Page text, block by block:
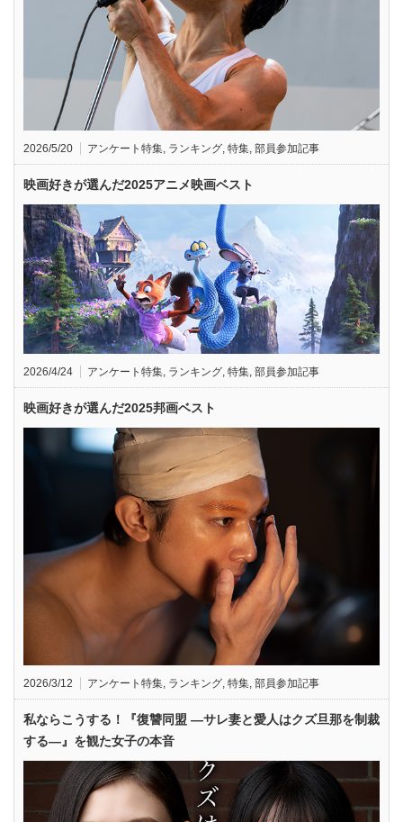
2026/5/20 アンケート特集, ランキング, 特集, 部員参加記事
映画好きが選んだ2025アニメ映画ベスト
2026/4/24 アンケート特集, ランキング, 特集, 部員参加記事
映画好きが選んだ2025邦画ベスト
2026/3/12 アンケート特集, ランキング, 特集, 部員参加記事
私ならこうする！『復讐同盟 —サレ妻と愛人はクズ旦那を制裁
する—』を観た女子の本音